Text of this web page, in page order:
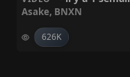
Asake, BNXN
626K